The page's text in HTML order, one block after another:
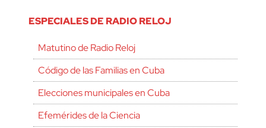
ESPECIALES DE RADIO RELOJ
Matutino de Radio Reloj
Código de las Familias en Cuba
Elecciones municipales en Cuba
Efemérides de la Ciencia